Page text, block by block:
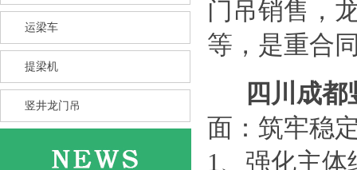
运梁车
提梁机
竖井龙门吊
门吊销售，
等，是重合
四川成
面：筑牢稳
1、强化主体